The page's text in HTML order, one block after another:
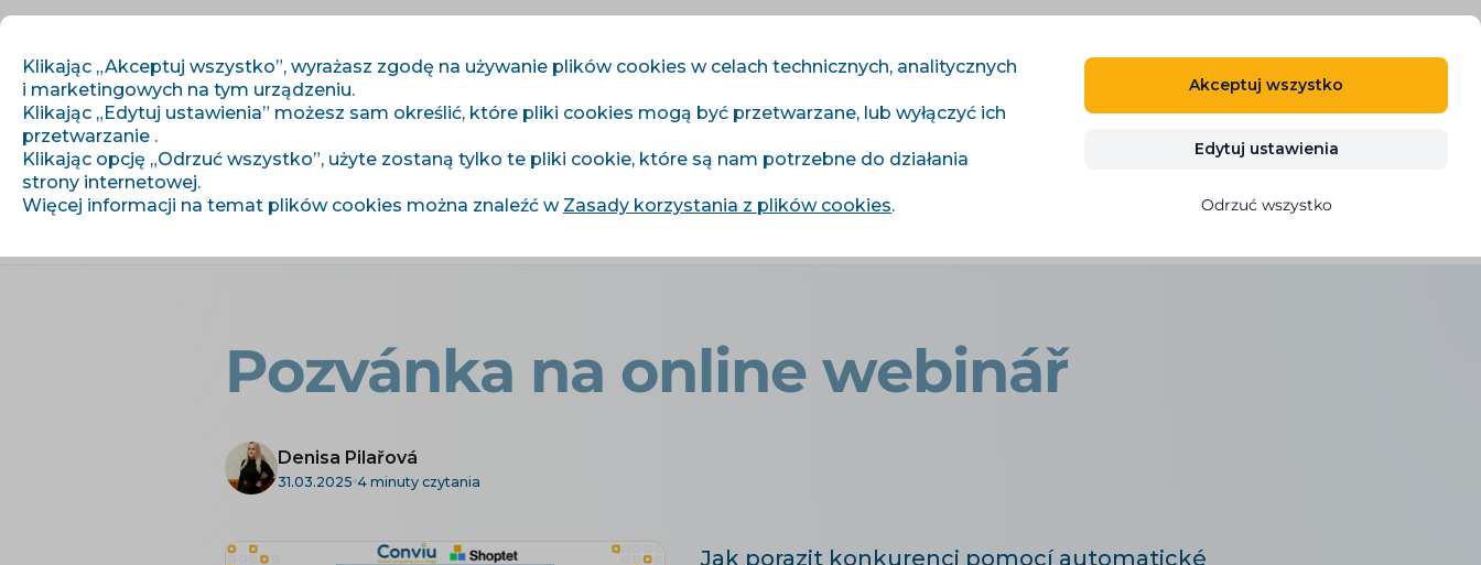
WYPRÓBUJ ZA DARMO
Pozvánka na online webinář
Denisa Pilařová
31.03.2025 4 minuty czytania
Jak porazit konkurenci pomocí automatické
Klikając „Akceptuj wszystko”, wyrażasz zgodę na używanie plików cookies w celach technicznych, analitycznych
i marketingowych na tym urządzeniu.
Klikając „Edytuj ustawienia” możesz sam określić, które pliki cookies mogą być przetwarzane, lub wyłączyć ich
przetwarzanie .
Klikając opcję „Odrzuć wszystko”, użyte zostaną tylko te pliki cookie, które są nam potrzebne do działania
strony internetowej.
Więcej informacji na temat plików cookies można znaleźć w Zasady korzystania z plików cookies.
Akceptuj wszystko
Edytuj ustawienia
Odrzuć wszystko